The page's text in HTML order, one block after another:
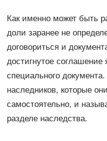
Как именно может быть
доли заранее не
договориться и
достигнутое соглашение
специального
наследников, которые
самостоятельно, и
разделе наследства.